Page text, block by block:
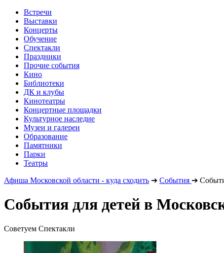
Встречи
Выставки
Концерты
Обучение
Спектакли
Праздники
Прочие события
Кино
Библиотеки
ДК и клубы
Кинотеатры
Концертные площадки
Культурное наследие
Музеи и галереи
Образование
Памятники
Парки
Театры
Афиша Московской области - куда сходить ➔ События ➔
События для детей в
Советуем Спектакли